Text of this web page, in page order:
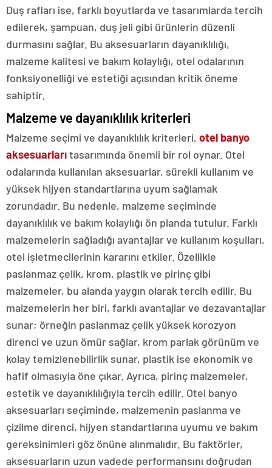
Duş rafları ise, farklı boyutlarda ve tasarımlarda tercih
edilerek, şampuan, duş jeli gibi ürünlerin düzenli
durmasını sağlar. Bu aksesuarların dayanıklılığı,
malzeme kalitesi ve bakım kolaylığı, otel odalarının
fonksiyonelliği ve estetiği açısından kritik öneme
sahiptir.
Malzeme ve dayanıklılık kriterleri
Malzeme seçimi ve dayanıklılık kriterleri, otel banyo
aksesuarlarıtasarımında önemli bir rol oynar. Otel
odalarında kullanılan aksesuarlar, sürekli kullanım ve
yüksek hijyen standartlarına uyum sağlamak
zorundadır. Bu nedenle, malzeme seçiminde
dayanıklılık ve bakım kolaylığı ön planda tutulur. Farklı
malzemelerin sağladığı avantajlar ve kullanım koşulları,
otel işletmecilerinin kararını etkiler. Özellikle
paslanmaz çelik, krom, plastik ve pirinç gibi
malzemeler, bu alanda yaygın olarak tercih edilir. Bu
malzemelerin her biri, farklı avantajlar ve dezavantajlar
sunar; örneğin paslanmaz çelik yüksek korozyon
direnci ve uzun ömür sağlar, krom parlak görünüm ve
kolay temizlenebilirlik sunar, plastik ise ekonomik ve
hafif olmasıyla öne çıkar. Ayrıca, pirinç malzemeler,
estetik ve dayanıklılığıyla tercih edilir. Otel banyo
aksesuarları seçiminde, malzemenin paslanma ve
çizilme direnci, hijyen standartlarına uyumu ve bakım
gereksinimleri göz önüne alınmalıdır. Bu faktörler,
aksesuarların uzun vadede performansını doğrudan